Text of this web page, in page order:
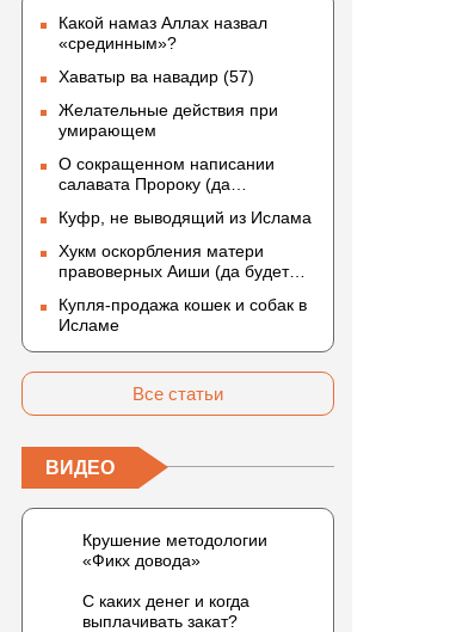
Какой намаз Аллах назвал
«срединным»?
Хаватыр ва навадир (57)
Желательные действия при
умирающем
О сокращенном написании
салавата Пророку (да
приветствует)
Куфр, не выводящий из Ислама
Хукм оскорбления матери
правоверных Аиши (да будет
Купля-продажа кошек и собак в
Исламе
Все статьи
ВИДЕО
Крушение методологии
«Фикх довода»
С каких денег и когда
выплачивать закат?